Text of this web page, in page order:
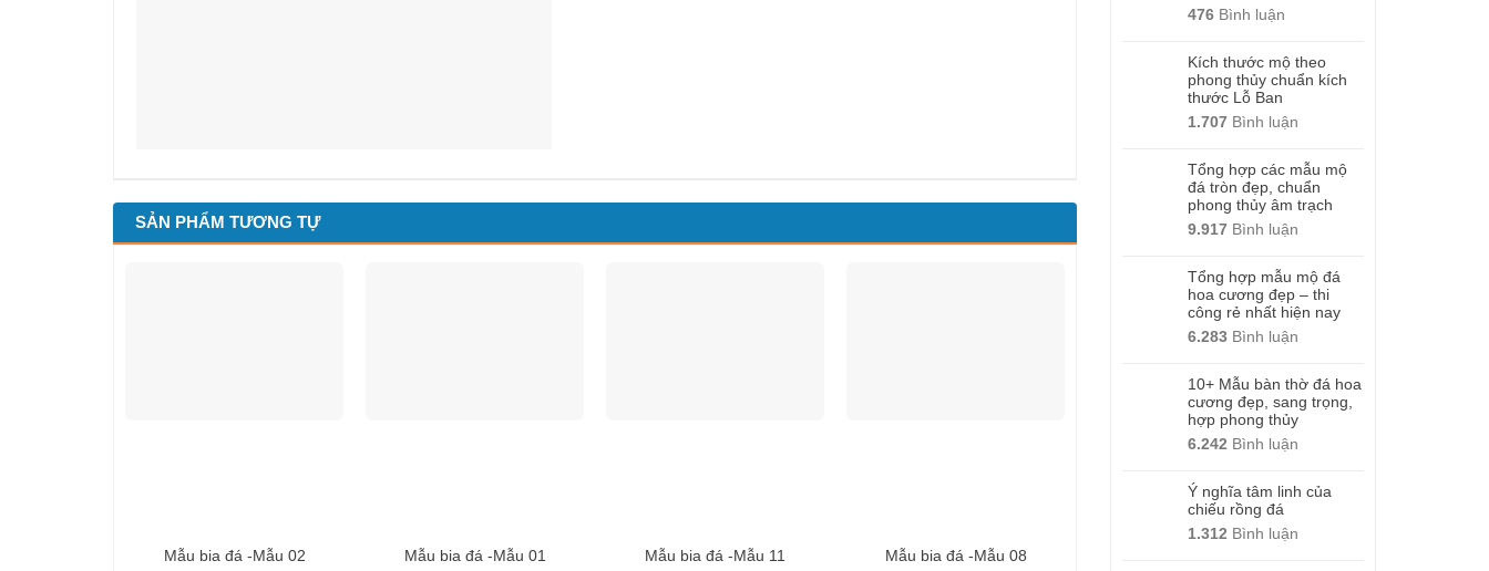
476 Bình luận
Kích thước mộ theo
phong thủy chuẩn kích
thước Lỗ Ban
1.707 Bình luận
Tổng hợp các mẫu mộ
đá tròn đẹp, chuẩn
phong thủy âm trạch
9.917 Bình luận
Tổng hợp mẫu mộ đá
hoa cương đẹp – thi
công rẻ nhất hiện nay
6.283 Bình luận
10+ Mẫu bàn thờ đá hoa
cương đẹp, sang trọng,
hợp phong thủy
6.242 Bình luận
Ý nghĩa tâm linh của
chiếu rồng đá
1.312 Bình luận
SẢN PHẨM TƯƠNG TỰ
Mẫu bia đá -Mẫu 02 Mẫu bia đá -Mẫu 01 Mẫu bia đá -Mẫu 11 Mẫu bia đá -Mẫu 08